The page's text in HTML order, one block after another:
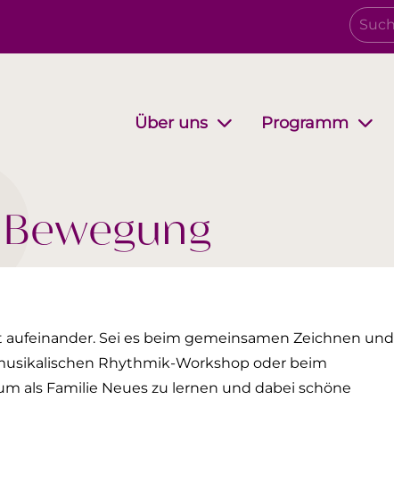
Über uns Programm
Sei es beim gemeinsamen Zeichnen und
Rhythmik-Workshop oder beim
als Familie Neues zu lernen und dabei schöne